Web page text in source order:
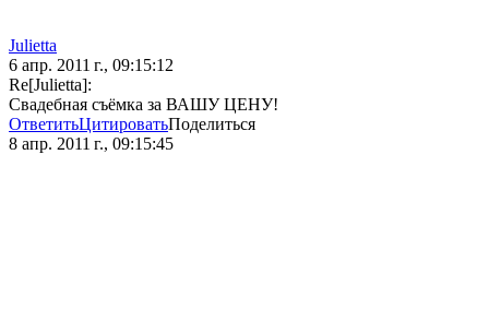
Julietta
6 апр. 2011 г., 09:15:12
Re[Julietta]:
Свадебная съёмка за ВАШУ ЦЕНУ!
ОтветитьЦитироватьПоделиться
8 апр. 2011 г., 09:15:45